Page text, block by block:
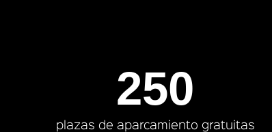
plazas de aparcamiento gratuitas
250